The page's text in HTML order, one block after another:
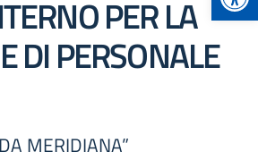
PER LA
DI PERSONALE
MERIDIANA”